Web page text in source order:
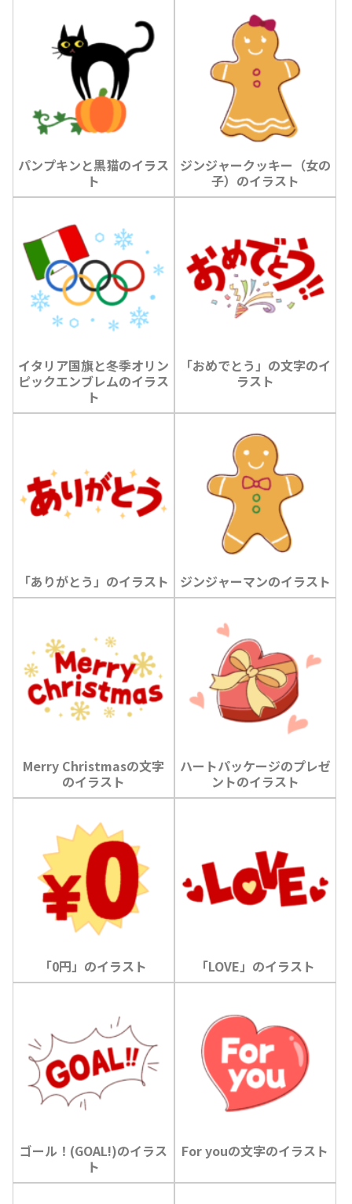
パンプキンと黒猫のイラス
ト
ジンジャークッキー（女の
子）のイラスト
イタリア国旗と冬季オリン
ピックエンブレムのイラス
ト
「おめでとう」の文字のイ
ラスト
「ありがとう」のイラスト ジンジャーマンのイラスト
Merry Christmasの文字
のイラスト
ハートパッケージのプレゼ
ントのイラスト
「0円」のイラスト 「LOVE」のイラスト
ゴール！(GOAL!)のイラス
ト
For youの文字のイラスト